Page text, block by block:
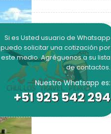
Si es Usted usuario de Whatsapp
puedo solicitar una cotización por
este medio. Agréguenos a su lista
de contactos.
Nuestro Whatsapp es:
+51 925 542 294